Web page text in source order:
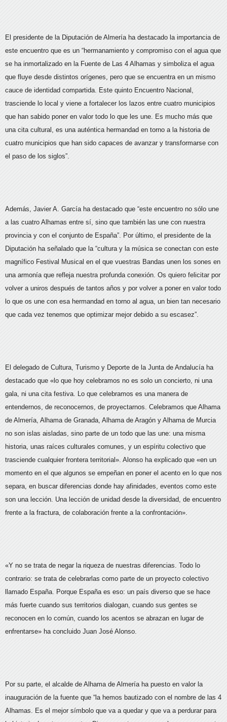
El presidente de la Diputación de Almería ha destacado la importancia de
este encuentro que es un “hermanamiento y compromiso con el agua que
se ha inmortalizado en la Fuente de Las 4 Alhamas y simboliza el agua
que fluye desde distintos orígenes, pero que se encuentra en un mismo
cauce de identidad compartida. Este quinto Encuentro Nacional,
trasciende lo local y viene a fortalecer los lazos entre cuatro municipios
que han sabido poner en valor todo lo que les une. Es mucho más que
una cita cultural, es una auténtica hermandad en torno a la historia de
cuatro municipios que han sido capaces de avanzar y transformarse con
el paso de los siglos”.
Además, Javier A. García ha destacado que “este encuentro no sólo une
a las cuatro Alhamas entre sí, sino que también las une con nuestra
provincia y con el conjunto de España”. Por último, el presidente de la
Diputación ha señalado que la “cultura y la música se conectan con este
magnífico Festival Musical en el que vuestras Bandas unen los sones en
una armonía que refleja nuestra profunda conexión. Os quiero felicitar por
volver a uniros después de tantos años y por volver a poner en valor todo
lo que os une con esa hermandad en torno al agua, un bien tan necesario
que cada vez tenemos que optimizar mejor debido a su escasez”.
El delegado de Cultura, Turismo y Deporte de la Junta de Andalucía ha
destacado que «lo que hoy celebramos no es solo un concierto, ni una
gala, ni una cita festiva. Lo que celebramos es una manera de
entendernos, de reconocernos, de proyectarnos. Celebramos que Alhama
de Almería, Alhama de Granada, Alhama de Aragón y Alhama de Murcia
no son islas aisladas, sino parte de un todo que las une: una misma
historia, unas raíces culturales comunes, y un espíritu colectivo que
trasciende cualquier frontera territorial». Alonso ha explicado que «en un
momento en el que algunos se empeñan en poner el acento en lo que nos
separa, en buscar diferencias donde hay afinidades, eventos como este
son una lección. Una lección de unidad desde la diversidad, de encuentro
frente a la fractura, de colaboración frente a la confrontación».
«Y no se trata de negar la riqueza de nuestras diferencias. Todo lo
contrario: se trata de celebrarlas como parte de un proyecto colectivo
llamado España. Porque España es eso: un país diverso que se hace
más fuerte cuando sus territorios dialogan, cuando sus gentes se
reconocen en lo común, cuando los acentos se abrazan en lugar de
enfrentarse» ha concluido Juan José Alonso.
Por su parte, el alcalde de Alhama de Almería ha puesto en valor la
inauguración de la fuente que “la hemos bautizado con el nombre de las 4
Alhamas. Es el mejor símbolo que va a quedar y que va a perdurar para